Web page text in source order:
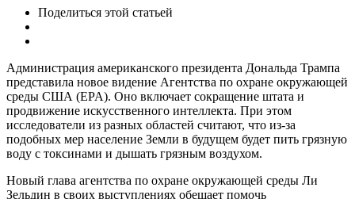
Поделиться этой статьей
Администрация американского президента Дональда Трампа
представила новое видение Агентства по охране окружающей
среды США (EPA). Оно включает сокращение штата и
продвижение искусственного интеллекта. При этом
исследователи из разных областей считают, что из-за
подобных мер население Земли в будущем будет пить грязную
воду с токсинами и дышать грязным воздухом.
Новый глава агентства по охране окружающей среды Ли
Зельдин в своих выступлениях обещает помочь